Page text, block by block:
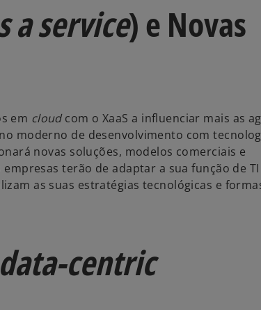
a service) e Novas
em cloudcom o XaaS a influenciar mais as
moderno de desenvolvimento com
novas soluções, modelos comerciais e
terão de adaptar a sua função de TI
as suas estratégias tecnológicas e
data-centric